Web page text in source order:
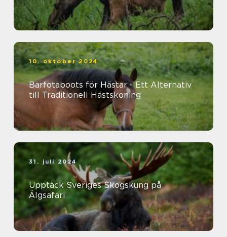
10. oktober 2024
Barfotaboots för Hästar - Ett Alternativ
till Traditionell Hästskoning
31. juli 2024
Upptäck Sveriges Skogskung på
Älgsafari